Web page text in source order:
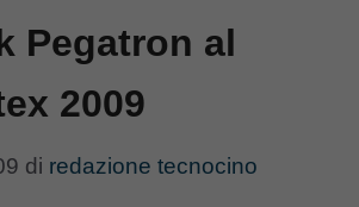
Pegatron al
2009
di redazione tecnocino